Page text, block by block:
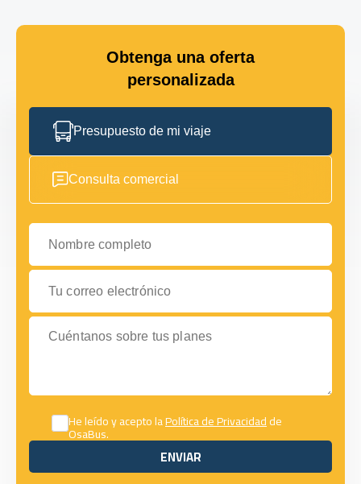
Obtenga una oferta
personalizada
Presupuesto de mi viaje
Consulta comercial
Nombre completo
Tu correo electrónico
Cuéntanos sobre tus planes
He leído y acepto laPolítica de Privacidadde
OsaBus.
ENVIAR
ENVIAR